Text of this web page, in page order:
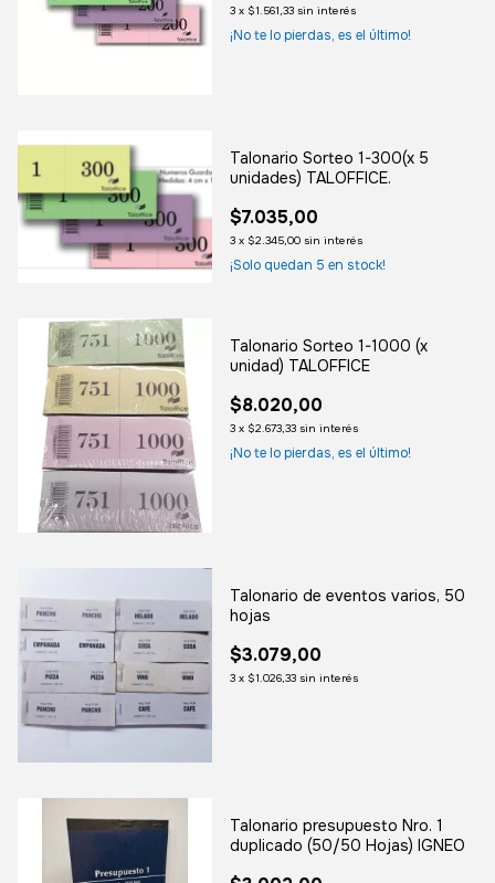
3 x $1.561,33 sin interés
¡No te lo pierdas, es el último!
Talonario Sorteo 1-300(x 5
unidades) TALOFFICE.
$7.035,00
3 x $2.345,00 sin interés
¡Solo quedan 5 en stock!
Talonario Sorteo 1-1000 (x
unidad) TALOFFICE
$8.020,00
3 x $2.673,33 sin interés
¡No te lo pierdas, es el último!
Talonario de eventos varios, 50
hojas
$3.079,00
3 x $1.026,33 sin interés
Talonario presupuesto Nro. 1
duplicado (50/50 Hojas) IGNEO